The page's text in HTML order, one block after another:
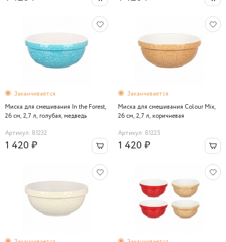
Заканчивается
Миска для смешивания In the Forest,
26 см, 2,7 л, голубая, медведь
Артикул: 81232
1 420 ₽
Заканчивается
Миска для смешивания Colour Mix,
26 см, 2,7 л, коричневая
Артикул: 81225
1 420 ₽